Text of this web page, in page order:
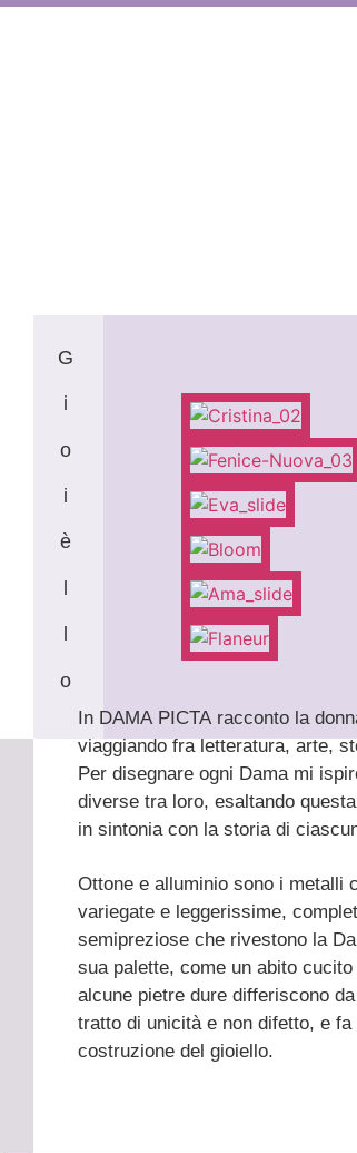
G
i
o
i
è
l
o
In DAMA PICTA racconto la
viaggiando fra letteratura, arte,
Per disegnare ogni Dama mi
diverse tra loro, esaltando
in sintonia con la storia di
Ottone e alluminio sono i metalli
variegate e leggerissime,
semipreziose che rivestono la
sua palette, come un abito
alcune pietre dure differiscono
tratto di unicità e non difetto, e
costruzione del gioiello.